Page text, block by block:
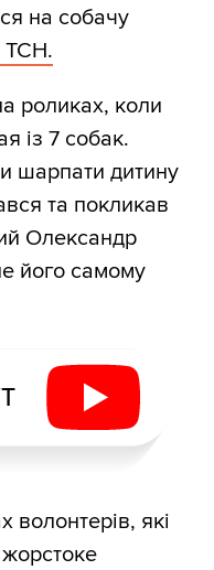
на собачу
ТСН.
роликах, коли
із 7 собак.
шарпати дитину
та покликав
Олександр
його самому
волонтерів, які
жорстоке